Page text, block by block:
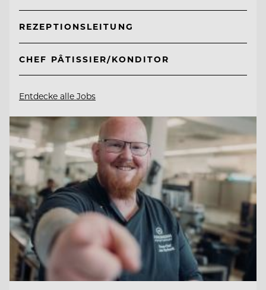
REZEPTIONSLEITUNG
CHEF PÂTISSIER/KONDITOR
Entdecke alle Jobs